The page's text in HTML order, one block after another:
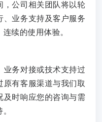
，公司相关团队将以轮
、业务支持及客户服务
续的使用体验。
业务对接或技术支持过
有客服渠道与我们取
及时响应您的咨询与需